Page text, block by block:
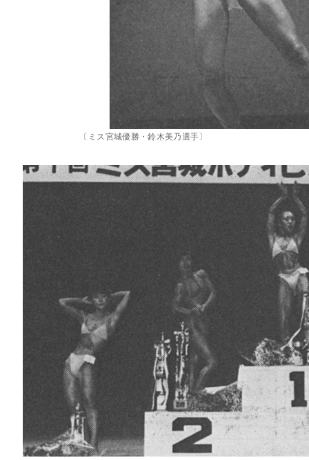
〔ミス宮城優勝・鈴木美乃選手〕